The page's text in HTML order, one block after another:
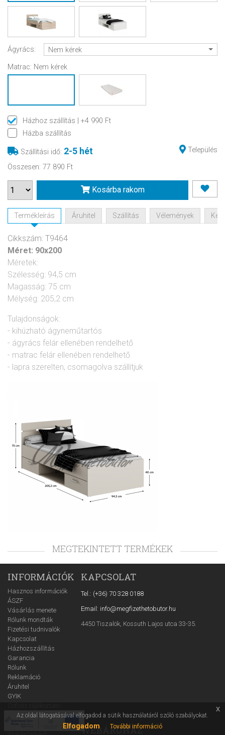
Ágyrács:
Nem kérek
Matrac: Nem kérek
Házhoz szállítás
| +4 990 Ft
Házba szállítás
Szállítási idő: 2-5 hét
Település
Összesen: 77 890 Ft
Kosárba rakom
Termékleírás Áruhitel Szállítás Vélemények
Cikkszám: T9464
Méret: 90x200
Méretek:
Szélesség: 94,5 cm
Magasság: 75 cm
Mélység: 205,2 cm
Tulajdonságok:
- kihúzható ágyneműtartós
- ágyrács felár ellenében rendelhető
- matrac felár ellenében rendelhető
- lapra szerelten, csomagolva szállítjuk
MEGTEKINTETT TERMÉKEK
Az oldal látogatásával elfogadod a sütik használatáról szóló szabályokat.
Elfogadom További információ
x
INFORMÁCIÓK
Hasznos információk
ÁSZF
Vásárlás menete
Rólunk mondták
Fizetési tudnivalók
Kapcsolat
Házhozszállítás
Garancia
Rólunk
Reklamáció
Áruhitel
GYIK
Adatvédelmi tájékoztató
KAPCSOLAT
Tel.: (+36) 70 328 0188
Email: info@megfizethetobutor.hu
4450 Tiszalök, Kossuth Lajos utca 33-35.
WEBÁRUHÁZ